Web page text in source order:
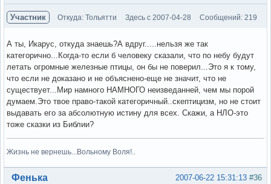
Участник Откуда: Тольятти Здесь с 2007-04-28 Сообщений: 219
А ты, Икарус, откуда знаешь?А вдруг.....нельзя же так
категорично...Когда-то если б человеку сказали, что по небу будут
летать огромные железные птицы, он бы не поверил...Это я к тому,
что если не доказано и не объяснено-еще не значит, что не
существует...Мир намного НАМНОГО неизведанней, чем мы порой
думаем.Это твое право-такой категоричный..скептицизм, но не стоит
выдавать его за абсолютную истину для всех. Скажи, а НЛО-это
тоже сказки из Библии?
Жизнь не вернешь...Вольному Воля!..
Вне форума #36
2007-06-22 15:31:13
Фенька